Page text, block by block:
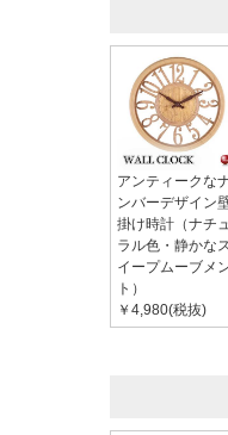
アンティークな
ンバーデザイン
掛け時計（ナチ
ラル色・静かな
イープムーブメ
ト）
￥4,980(税抜)